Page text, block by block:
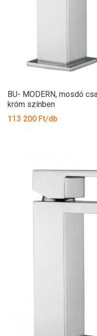
BU- MODERN, mosdó
króm színben
113 200 Ft/db